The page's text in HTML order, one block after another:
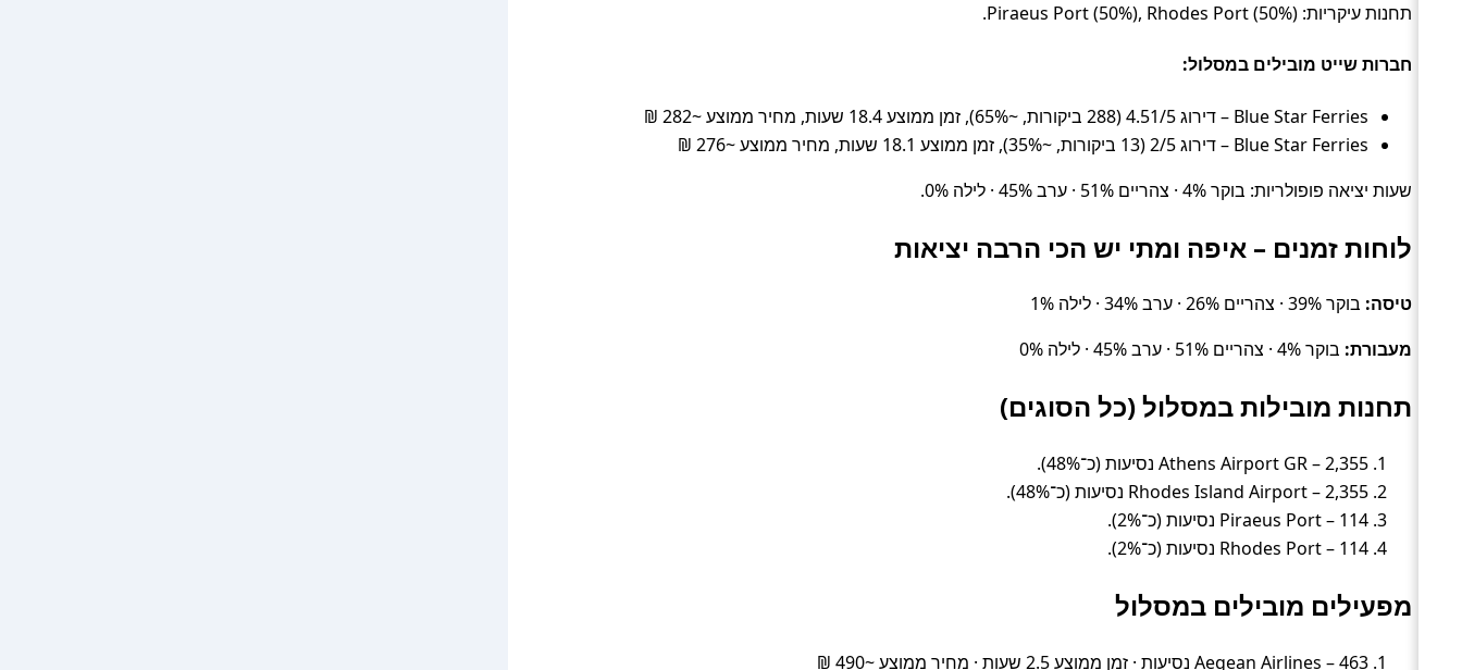
תחנות עיקריות: Piraeus Port (50%), Rhodes Port (50%).
חברות שייט מובילים במסלול:
Blue Star Ferries – דירוג 4.51/5 (288 ביקורות, ~65%), זמן ממוצע 18.4 שעות, מחיר ממוצע ~282 ₪
Blue Star Ferries – דירוג 2/5 (13 ביקורות, ~35%), זמן ממוצע 18.1 שעות, מחיר ממוצע ~276 ₪
שעות יציאה פופולריות: בוקר 4% · צהריים 51% · ערב 45% · לילה 0%.
לוחות זמנים – איפה ומתי יש הכי הרבה יציאות
טיסה: בוקר 39% · צהריים 26% · ערב 34% · לילה 1%
מעבורת: בוקר 4% · צהריים 51% · ערב 45% · לילה 0%
תחנות מובילות במסלול (כל הסוגים)
Athens Airport GR – 2,355 נסיעות (כ־48%).
Rhodes Island Airport – 2,355 נסיעות (כ־48%).
Piraeus Port – 114 נסיעות (כ־2%).
Rhodes Port – 114 נסיעות (כ־2%).
מפעילים מובילים במסלול
Aegean Airlines – 463 נסיעות · זמן ממוצע 2.5 שעות · מחיר ממוצע ~490 ₪